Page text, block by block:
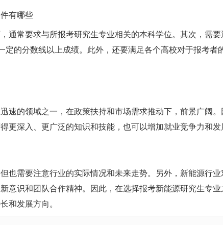
通常要求与所报考研究生专业相关的本科学位。其次，需
定的分数线以上成绩。此外，还要满足各个高校对于报考者
速的领域之一，在政策扶持和市场需求推动下，前景广阔
更深入、更广泛的知识和技能，也可以增加就业竞争力和发
也需要注意行业的实际情况和未来走势。另外，新能源行业
意识和团队合作精神。因此，在选择报考新能源研究生专
和发展方向。